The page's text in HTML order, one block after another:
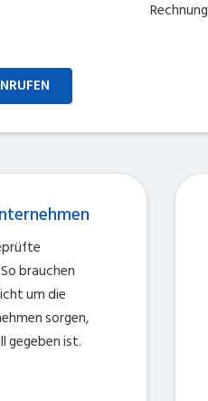
Rechnung
brauchen
um die
sorgen,
gegeben ist.